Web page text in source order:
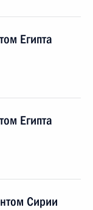
Египта
Египта
Сирии